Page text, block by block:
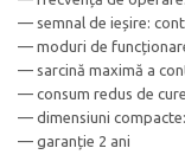
— semnal de ieșire:
— moduri de
— sarcină maximă a
— consum redus de
— dimensiuni compacte:
— garanție 2 ani